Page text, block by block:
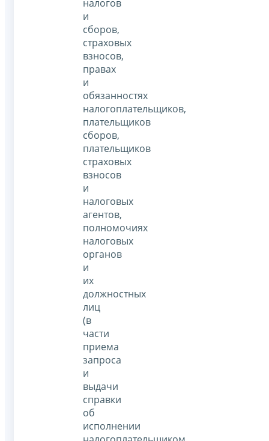
налогов
и
сборов,
страховых
взносов,
правах
и
обязанностях
налогоплательщиков,
плательщиков
сборов,
плательщиков
страховых
взносов
и
налоговых
агентов,
полномочиях
налоговых
органов
и
их
должностных
лиц
(в
части
приема
запроса
и
выдачи
справки
об
исполнении